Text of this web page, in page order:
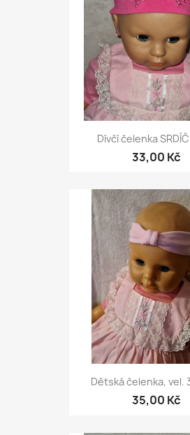
Dívčí čelenka
33,00 Kč
Dětská čelenka, vel.
35,00 Kč